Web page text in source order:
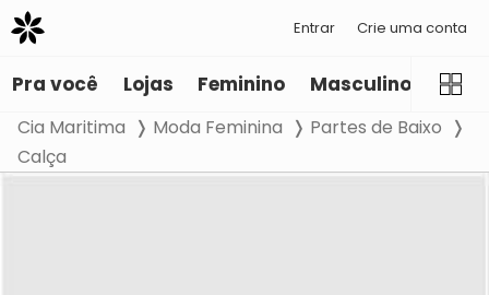
Entrar Crie uma conta
Pra você Lojas Feminino Masculino
Cia Maritima Moda Feminina
Partes de Baixo
Calça